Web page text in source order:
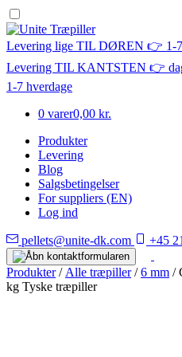
Levering lige TIL DØREN 👉 1-7
Levering TIL KANTSTEN 👉
1-7 hverdage
0 varer0,00 kr.
Produkter
Levering
Blog
Salgsbetingelser
For suppliers (EN)
Log ind
pellets@unite-dk.com +45
Produkter/ Alle træpiller/6 mm /
kg Tyske træpiller